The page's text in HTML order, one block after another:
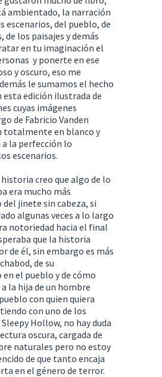
ambientado, la narración
escenarios, del pueblo, de
los paisajes y demás
en tu imaginación el
y ponerte en ese
y oscuro, eso me
le sumamos el hecho
esta edición ilustrada de
cuyas imágenes
de Fabricio Vanden
totalmente en blanco y
la perfección lo
escenarios.
creo que algo de lo
era mucho más
jinete sin cabeza, si
algunas veces a lo largo
notoriedad hacia el final
que la historia
de él, sin embargo es más
de su
el pueblo y de cómo
la hija de un hombre
con quien quiera
con uno de los
Hollow, no hay duda
oscura, cargada de
naturales pero no estoy
de que tanto encaja
en el género de terror.